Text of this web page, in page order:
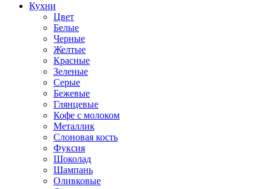
Кухни
Цвет
Белые
Черные
Желтые
Красные
Зеленые
Серые
Бежевые
Глянцевые
Кофе с молоком
Металлик
Слоновая кость
Фуксия
Шоколад
Шампань
Оливковые